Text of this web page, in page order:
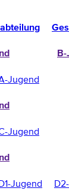
Jugend
B-
Jugend
Jugend